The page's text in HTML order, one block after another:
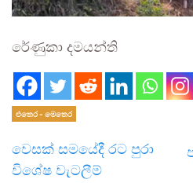
රේණුකා දමයන්ති
එතෙර - මෙතෙර
වෙසක් සමයේදී රට පුරා
විශේෂ වැටලීම්